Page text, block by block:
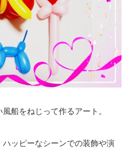
船をねじって作るアート。
ッピーなシーンでの装飾や演